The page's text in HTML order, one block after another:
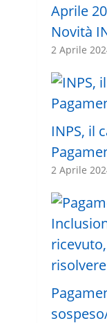
Aprile
Novità
2 Aprile
INPS, il
2 Aprile